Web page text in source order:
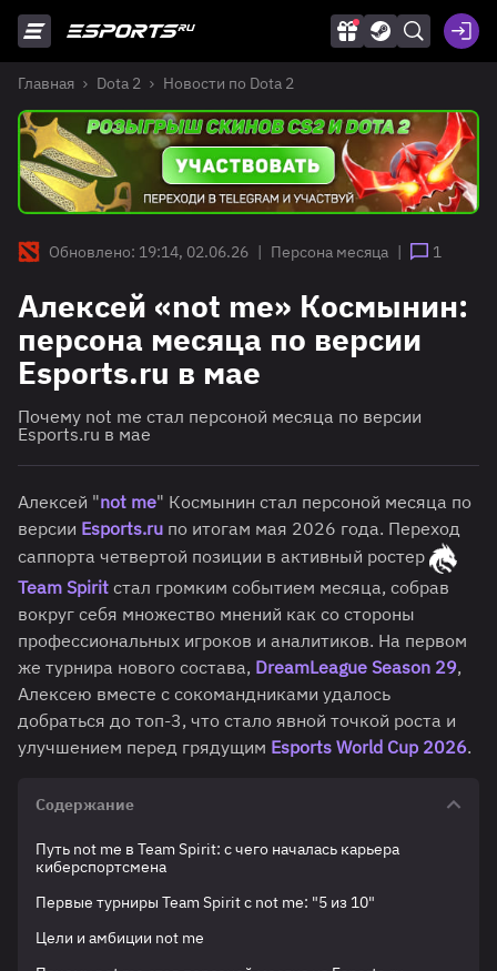
Главная Dota 2 Новости по Dota 2
Обновлено: 19:14, 02.06.26 | Персона месяца | 1
Алексей «not me» Космынин:
персона месяца по версии
Esports.ru в мае
Почему not me стал персоной месяца по версии
Esports.ru в мае
Алексей "not me" Космынин стал персоной месяца по
версии Esports.ru по итогам мая 2026 года. Переход
саппорта четвертой позиции в активный ростер
Team Spirit стал громким событием месяца, собрав
вокруг себя множество мнений как со стороны
профессиональных игроков и аналитиков. На первом
же турнира нового состава, DreamLeague Season 29,
Алексею вместе с сокомандниками удалось
добраться до топ-3, что стало явной точкой роста и
улучшением перед грядущим Esports World Cup 2026.
Содержание
Путь not me в Team Spirit: с чего началась карьера
киберспортсмена
Первые турниры Team Spirit с not me: "5 из 10"
Цели и амбиции not me